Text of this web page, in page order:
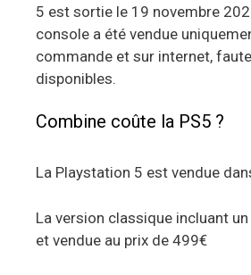
5 est sortie le 19 novembre
console a été vendue
commande et sur internet,
disponibles.
Combine coûte la PS5 ?
La Playstation 5 est vendue
La version classique incluant
et vendue au prix de 499€